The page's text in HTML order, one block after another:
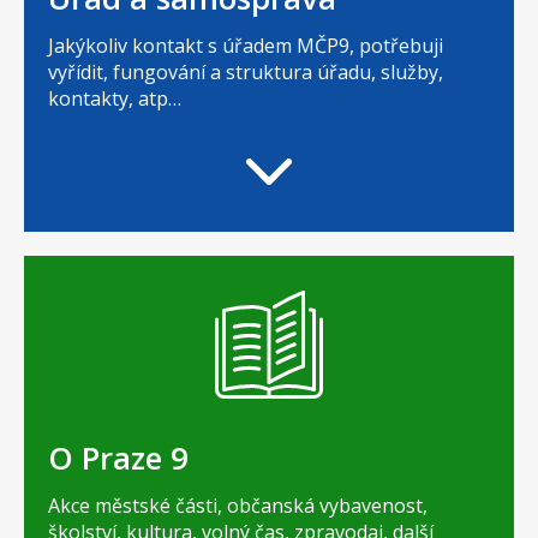
Jakýkoliv kontakt s úřadem MČP9, potřebuji
vyřídit, fungování a struktura úřadu, služby,
kontakty, atp…
O Praze 9
Akce městské části, občanská vybavenost,
školství, kultura, volný čas, zpravodaj, další